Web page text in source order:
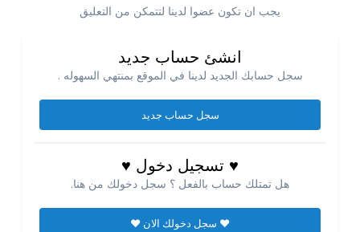
يجب ان تكون عضوا لدينا لتتمكن من التعليق
انشئ حساب جديد
سجل حسابك الجديد لدينا في الموقع بمنتهي السهوله .
سجل حساب جديد
♥ تسجيل دخول ♥
هل تمتلك حساب بالفعل ؟ سجل دخولك من هنا.
♥ سجل دخولك الان ♥